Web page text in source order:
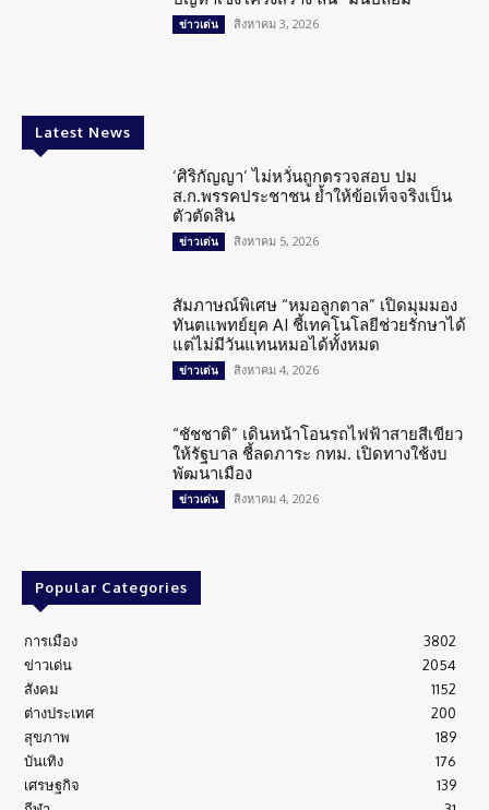
ข่าวเด่น สิงหาคม 3, 2026
Latest News
‘ศิริกัญญา’ ไม่หวั่นถูกตรวจสอบ ปม
ส.ก.พรรคประชาชน ย้ำให้ข้อเท็จจริงเป็น
ตัวตัดสิน
ข่าวเด่น สิงหาคม 5, 2026
สัมภาษณ์พิเศษ “หมอลูกตาล” เปิดมุมมอง
ทันตแพทย์ยุค AI ชี้เทคโนโลยีช่วยรักษาได้
แต่ไม่มีวันแทนหมอได้ทั้งหมด
ข่าวเด่น สิงหาคม 4, 2026
“ชัชชาติ” เดินหน้าโอนรถไฟฟ้าสายสีเขียว
ให้รัฐบาล ชี้ลดภาระ กทม. เปิดทางใช้งบ
พัฒนาเมือง
ข่าวเด่น สิงหาคม 4, 2026
Popular Categories
การเมือง
3802
ข่าวเด่น
2054
สังคม
1152
ต่างประเทศ
200
สุขภาพ
189
บันเทิง
176
เศรษฐกิจ
139